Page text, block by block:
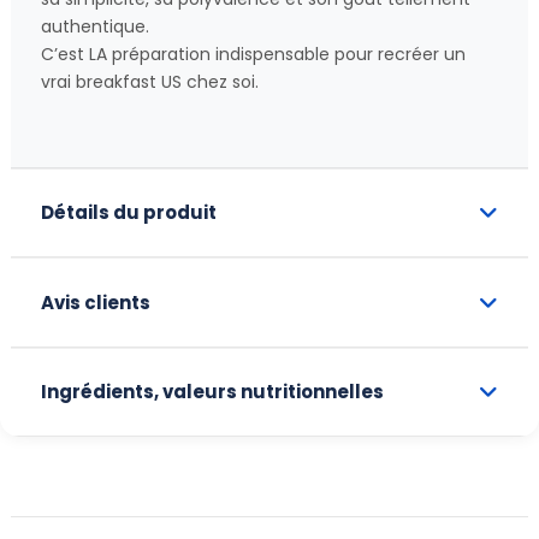
authentique.
C’est LA préparation indispensable pour recréer un
vrai breakfast US chez soi.
Détails du produit
Avis clients
Ingrédients, valeurs nutritionnelles